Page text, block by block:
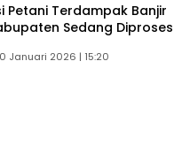
Petani Terdampak Banjir
Sedang Diproses
Januari 2026 | 15:20